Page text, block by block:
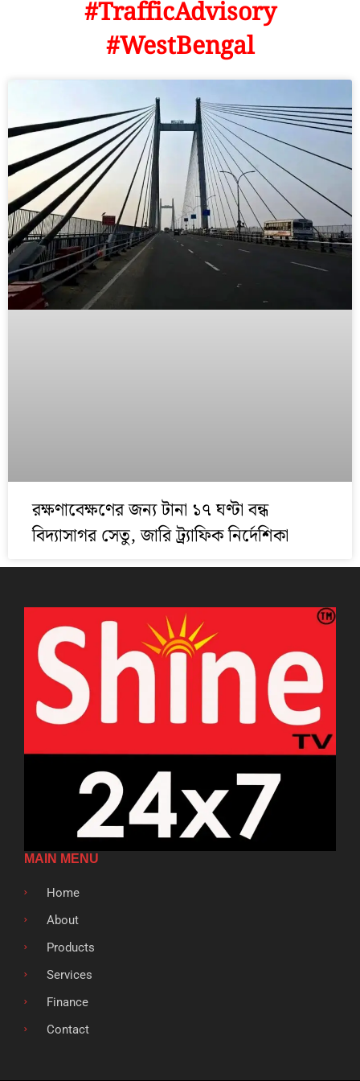
#TrafficAdvisory
#WestBengal
রক্ষণাবেক্ষণের জন্য টানা ১৭ ঘণ্টা বন্ধ
বিদ্যাসাগর সেতু, জারি ট্র্যাফিক নির্দেশিকা
MAIN MENU
Home
About
Products
Services
Finance
Contact